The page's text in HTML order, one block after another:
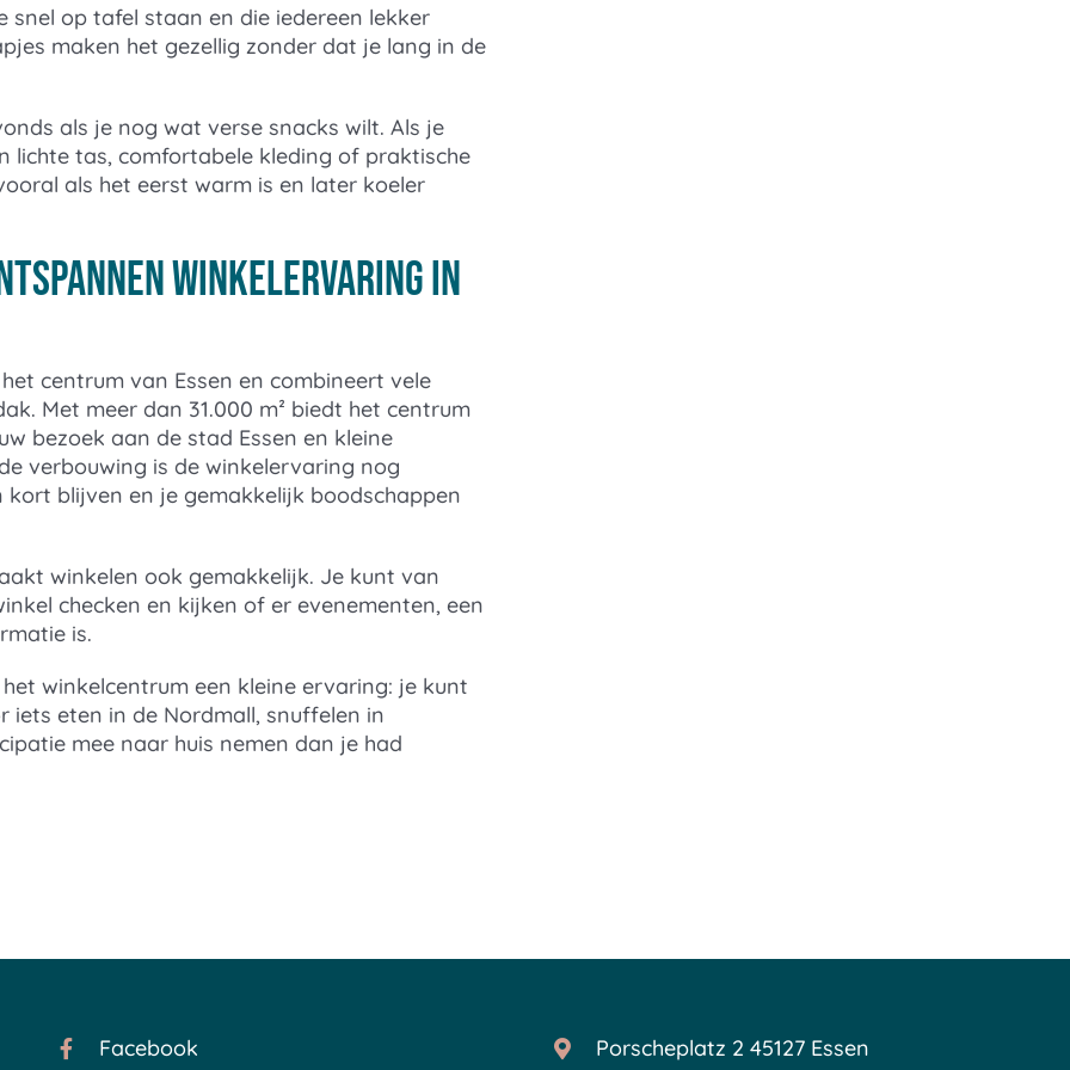
op tafel staan en die iedereen lekker
maken het gezellig zonder dat je lang in de
als je nog wat verse snacks wilt. Als je
lichte tas, comfortabele kleding of praktische
als het eerst warm is en later koeler
winkelervaring in
centrum van Essen en combineert vele
Met meer dan 31.000 m² biedt het centrum
bezoek aan de stad Essen en kleine
verbouwing is de winkelervaring nog
blijven en je gemakkelijk boodschappen
winkelen ook gemakkelijk. Je kunt van
checken en kijken of er evenementen, een
is.
winkelcentrum een kleine ervaring: je kunt
eten in de Nordmall, snuffelen in
mee naar huis nemen dan je had
Facebook Porscheplatz 2 45127 Essen